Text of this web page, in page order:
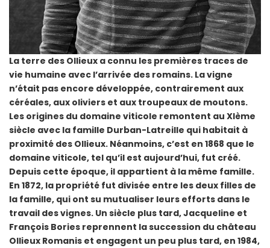
La terre des Ollieux a connu les premières traces de
vie humaine avec l’arrivée des romains. La vigne
n’était pas encore développée, contrairement aux
céréales, aux oliviers et aux troupeaux de moutons.
Les origines du domaine viticole remontent au XIème
siècle avec la famille Durban-Latreille qui habitait à
proximité des Ollieux. Néanmoins, c’est en 1868 que le
domaine viticole, tel qu’il est aujourd’hui, fut créé.
Depuis cette époque, il appartient à la même famille.
En 1872, la propriété fut divisée entre les deux filles de
la famille, qui ont su mutualiser leurs efforts dans le
travail des vignes. Un siècle plus tard, Jacqueline et
François Bories reprennent la succession du château
Ollieux Romanis et engagent un peu plus tard, en 1984,